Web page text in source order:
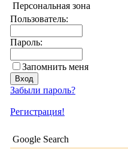
Персональная зона
Пользователь:
Пароль:
Запомнить меня
Забыли пароль?
Регистрация!
Google Search